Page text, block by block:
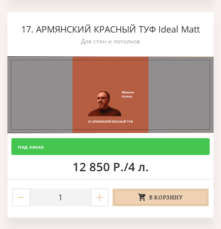
17. АРМЯНСКИЙ КРАСНЫЙ ТУФ Ideal Matt
Для стен и потолков
под заказ
12 850 Р./4 л.
В КОРЗИНУ